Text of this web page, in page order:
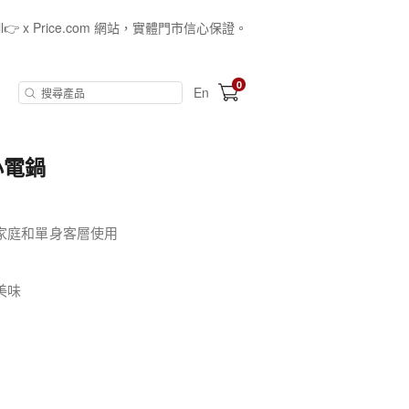
x Price.com 網站，實體門市信心保證。
En 0
鍋
庭和單身客層使用
味